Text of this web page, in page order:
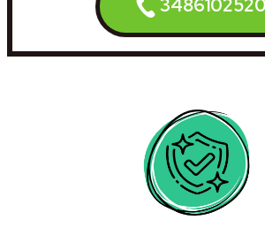
3486102520